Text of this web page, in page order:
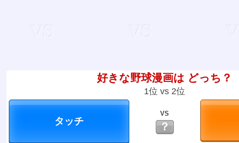
好きな野球漫画は どっち？
1位 vs 2位
VS
？